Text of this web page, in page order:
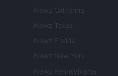
Newz California
Newz Texas
Newz Florida
Newz New York
Newz Pennsylvania